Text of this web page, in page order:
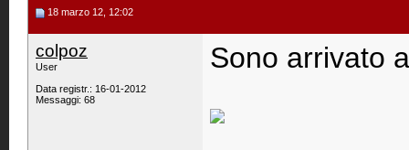
18 marzo 12, 12:02
colpoz
User
Data registr.: 16-01-2012
Messaggi: 68
Sono arrivato